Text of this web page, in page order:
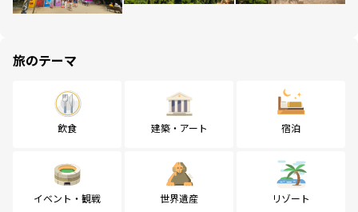
旅のテーマ
飲食 建築・アート 宿泊
イベント・観戦 世界遺産 リゾート